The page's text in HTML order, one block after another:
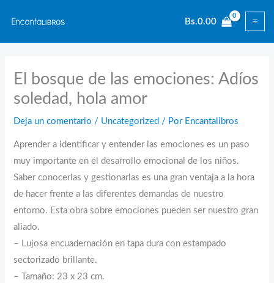
contenido
Bs.0.00
El bosque de las emociones: Adíos
soledad, hola amor
Deja un comentario / Uncategorized / Por Encantalibros
Aprender a identificar y entender las emociones es un paso
muy importante en el desarrollo emocional de los niños.
Saber conocerlas y gestionarlas es una gran ventaja a la hora
de hacer frente a las diferentes demandas de nuestro
entorno. Esta obra sobre emociones pueden ser nuestro gran
aliado.
– Lujosa encuadernación en tapa dura con estampado
sectorizado brillante.
– Tamaño: 23 x 23 cm.